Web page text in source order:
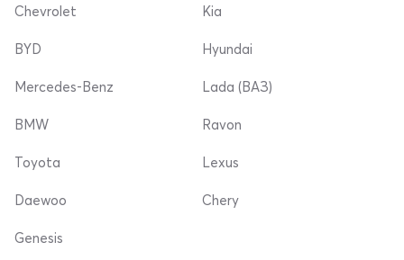
Chevrolet
BYD
Mercedes-Benz
Kia
Hyundai
Lada (ВАЗ)
BMW
Toyota
Daewoo
Ravon
Lexus
Chery
Genesis